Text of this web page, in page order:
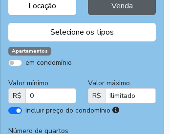
Locação Venda
Selecione os tipos
Casas
Casas
Comerciais
Salas
Chácaras e
Apartamentos
em condomínio
Valor mínimo
R$
Valor máximo
R$
Incluir preço do condomínio
I
Número de quartos